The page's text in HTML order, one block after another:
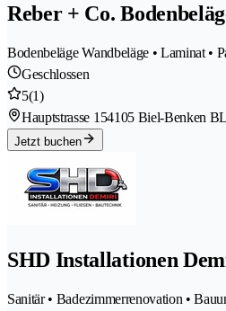
Reber + Co.
Bodenbeläge Wandbeläge • Laminat •
Geschlossen
5(1)
Hauptstrasse 154105 Biel-Benken BL
Jetzt buchen
SHD Installationen
Sanitär • Badezimmerrenovation •